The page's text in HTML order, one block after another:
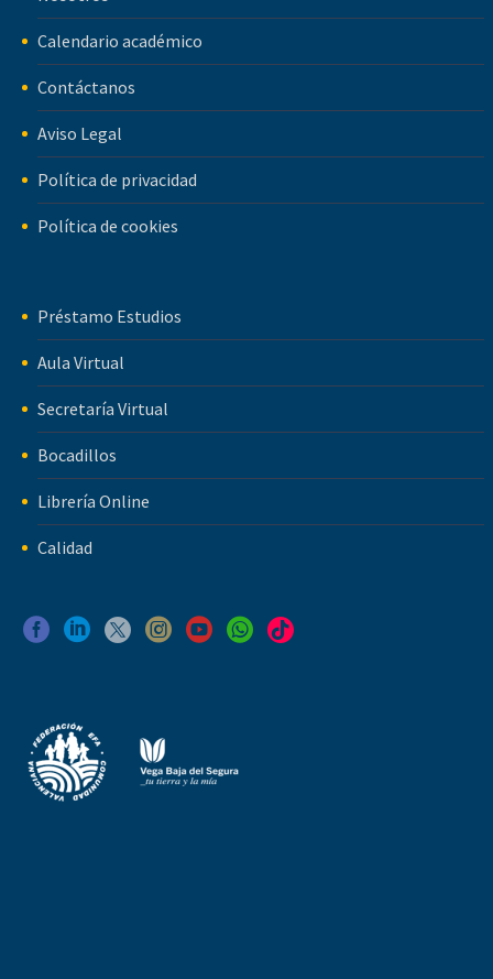
Calendario académico
Contáctanos
Aviso Legal
Política de privacidad
Política de cookies
Préstamo Estudios
Aula Virtual
Secretaría Virtual
Bocadillos
Librería Online
Calidad